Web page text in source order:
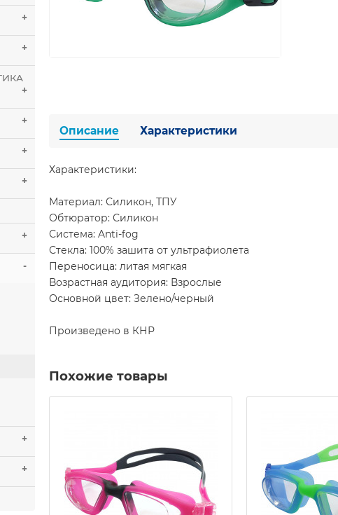
+
+
+
+
+
+
+
-
+
+
Описание Характеристики
Характеристики:
Материал: Силикон, ТПУ
Обтюратор: Силикон
Система: Anti-fog
Стекла: 100% зашита от ультрафиолета
Переносица: литая мягкая
Возрастная аудитория: Взрослые
Основной цвет: Зелено/черный
Произведено в КНР
Похожие товары